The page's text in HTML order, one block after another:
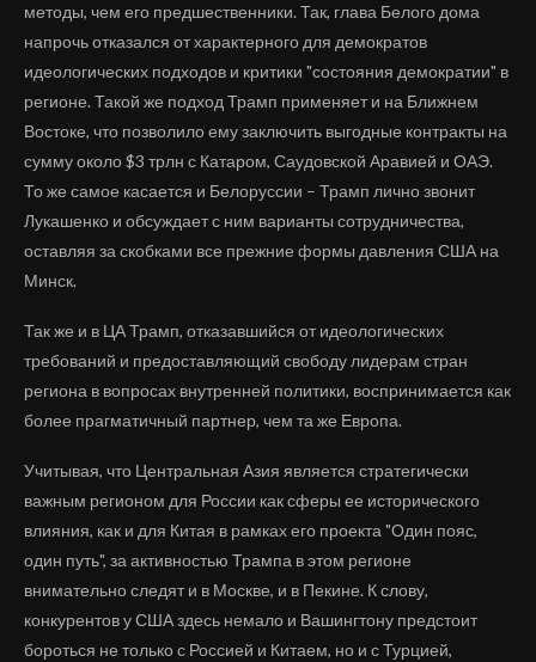
методы, чем его предшественники. Так, глава Белого дома
напрочь отказался от характерного для демократов
идеологических подходов и критики "состояния демократии" в
регионе. Такой же подход Трамп применяет и на Ближнем
Востоке, что позволило ему заключить выгодные контракты на
сумму около $3 трлн с Катаром, Саудовской Аравией и ОАЭ.
То же самое касается и Белоруссии – Трамп лично звонит
Лукашенко и обсуждает с ним варианты сотрудничества,
оставляя за скобками все прежние формы давления США на
Минск.
Так же и в ЦА Трамп, отказавшийся от идеологических
требований и предоставляющий свободу лидерам стран
региона в вопросах внутренней политики, воспринимается как
более прагматичный партнер, чем та же Европа.
Учитывая, что Центральная Азия является стратегически
важным регионом для России как сферы ее исторического
влияния, как и для Китая в рамках его проекта "Один пояс,
один путь", за активностью Трампа в этом регионе
внимательно следят и в Москве, и в Пекине. К слову,
конкурентов у США здесь немало и Вашингтону предстоит
бороться не только с Россией и Китаем, но и с Турцией,